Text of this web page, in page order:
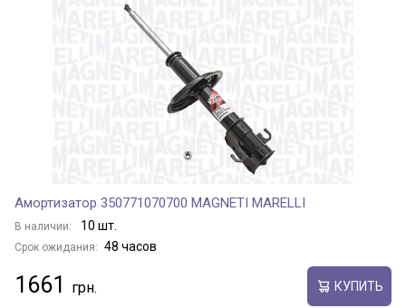
Амортизатор 350771070700 MAGNETI MARELLI
В наличии: 10 шт.
Срок ожидания: 48 часов
1661 КУПИТЬ